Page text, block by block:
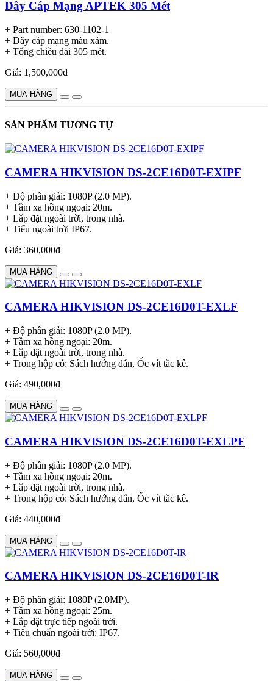
Dây Cáp Mạng APTEK 305 Mét
+ Part number: 630-1102-1
+ Dây cáp mạng màu xám.
+ Tổng chiều dài 305 mét.
Giá: 1,500,000đ
MUA HÀNG
SẢN PHẨM TƯƠNG TỰ
CAMERA HIKVISION DS-2CE16D0T-EXIPF
+ Độ phân giải: 1080P (2.0 MP).
+ Tầm xa hồng ngoại: 20m.
+ Lắp đặt ngoài trời, trong nhà.
+ Tiểu ngoài trời IP67.
Giá: 360,000đ
MUA HÀNG
CAMERA HIKVISION DS-2CE16D0T-EXLF
+ Độ phân giải: 1080P (2.0 MP).
+ Tầm xa hồng ngoại: 20m.
+ Lắp đặt ngoài trời, trong nhà.
+ Trong hộp có: Sách hướng dẫn, Ốc vít tắc kê.
Giá: 490,000đ
MUA HÀNG
CAMERA HIKVISION DS-2CE16D0T-EXLPF
+ Độ phân giải: 1080P (2.0 MP).
+ Tầm xa hồng ngoại: 20m.
+ Lắp đặt ngoài trời, trong nhà.
+ Trong hộp có: Sách hướng dẫn, Ốc vít tắc kê.
Giá: 440,000đ
MUA HÀNG
CAMERA HIKVISION DS-2CE16D0T-IR
+ Độ phân giải: 1080P (2.0MP).
+ Tầm xa hồng ngoại: 25m.
+ Lắp đặt trực tiếp ngoài trời.
+ Tiêu chuẩn ngoài trời: IP67.
Giá: 560,000đ
MUA HÀNG